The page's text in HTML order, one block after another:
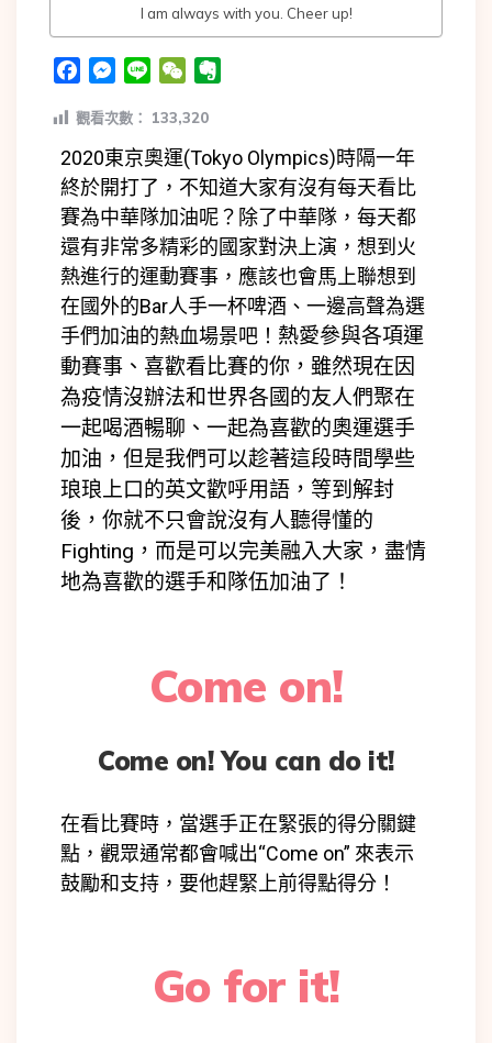
I am always with you. Cheer up!
FacebookMessenger
Line WeChat
觀看次數： 133,320
2020東京奧運(Tokyo Olympics)時隔一年
終於開打了，不知道大家有沒有每天看比
賽為中華隊加油呢？除了中華隊，每天都
還有非常多精彩的國家對決上演，想到火
熱進行的運動賽事，應該也會馬上聯想到
在國外的Bar人手一杯啤酒、一邊高聲為選
手們加油的熱血場景吧！ 熱愛參與各項運
動賽事、喜歡看比賽的你， 雖然現在因
為疫情沒辦法和世界各國的友人們聚在
一起喝酒暢聊、 一起為喜歡的奧運選手
加油 ，但是我們可以趁著這段時間學些
琅琅上口的英文歡呼用語，等到解封
後，你就不只會說沒有人聽得懂的
Fighting，而是可以完美融入大家， 盡情
地為喜歡的選手和隊伍加油了！
Come on!
Come on! You can do it!
在看比賽時，當選手正在緊張的得分關鍵
點，觀眾通常都會喊出“Come on” 來表示
鼓勵和支持，要他趕緊上前得點得分！
Go for it!